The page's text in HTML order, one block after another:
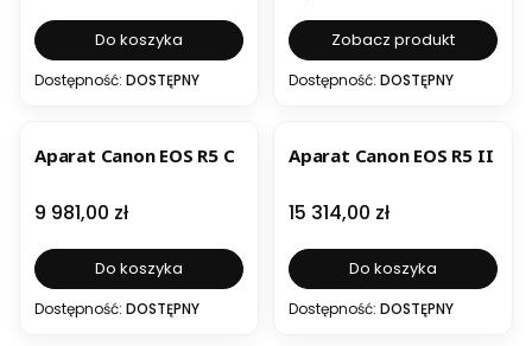
Do koszyka
Dostępność: DOSTĘPNY
Zobacz produkt
Dostępność: DOSTĘPNY
Aparat Canon EOS R5 C
Cena
9 981,00 zł
Do koszyka
Dostępność: DOSTĘPNY
Aparat Canon EOS R5 II
Cena
15 314,00 zł
Do koszyka
Dostępność: DOSTĘPNY